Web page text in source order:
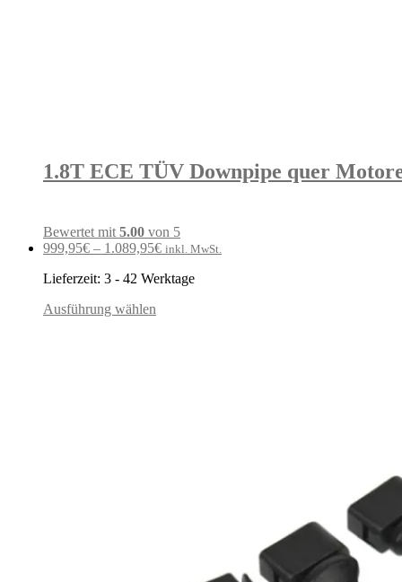
1.8T ECE TÜV Downpipe quer
Bewertet mit 5.00 von 5
999,95€ – 1.089,95€ inkl. MwSt.
Lieferzeit: 3 - 42 Werktage
Ausführung wählen